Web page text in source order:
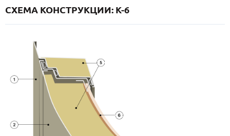
СХЕМА КОНСТРУКЦИИ: K-6